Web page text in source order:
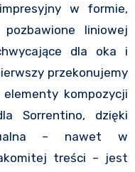
w formie,
pozbawione liniowej
dla oka i
przekonujemy
kompozycji
Sorrentino, dzięki
– nawet w
treści – jest